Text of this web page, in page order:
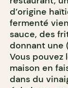
d’origine
fermenté
sauce, des
donnant une
Vous pouvez
maison en
dans du